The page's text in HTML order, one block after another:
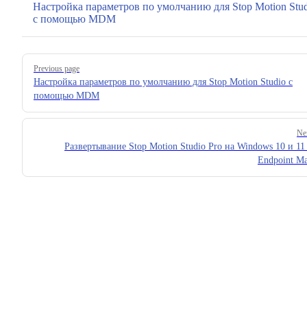
Настройка параметров по умолчанию для Stop Motion
с помощью MDM
Pager
Previous page
Настройка параметров по умолчанию для Stop Motion Studio с
помощью MDM
Развертывание Stop Motion Studio Pro на Windows 10 и 11
Endpoint